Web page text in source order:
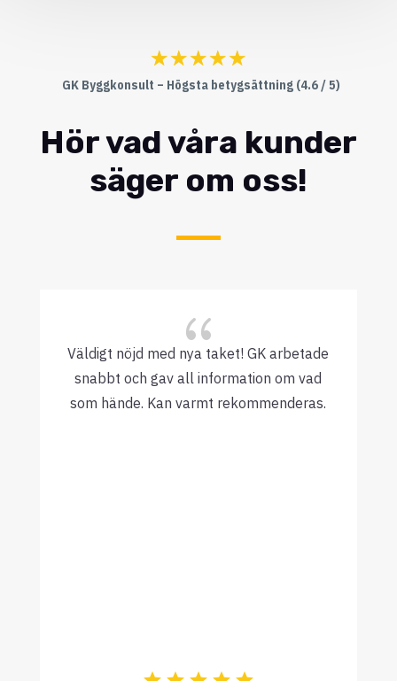
☆☆☆☆☆
GK Byggkonsult – Högsta betygsättning (4.6 / 5)
Hör vad våra kunder
säger om oss!
{
Väldigt nöjd med nya taket! GK arbetade
snabbt och gav all information om vad
som hände. Kan varmt rekommenderas.